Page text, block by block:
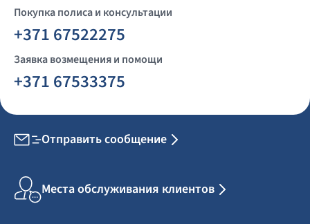
Покупка полиса и консультации
+371 67522275
Заявка возмещения и помощи
+371 67533375
Отправить сообщение
Места обслуживания клиентов